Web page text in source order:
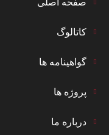
صفحه اصلی
کاتالوگ
گواهینامه ها
پروژه ها
درباره ما